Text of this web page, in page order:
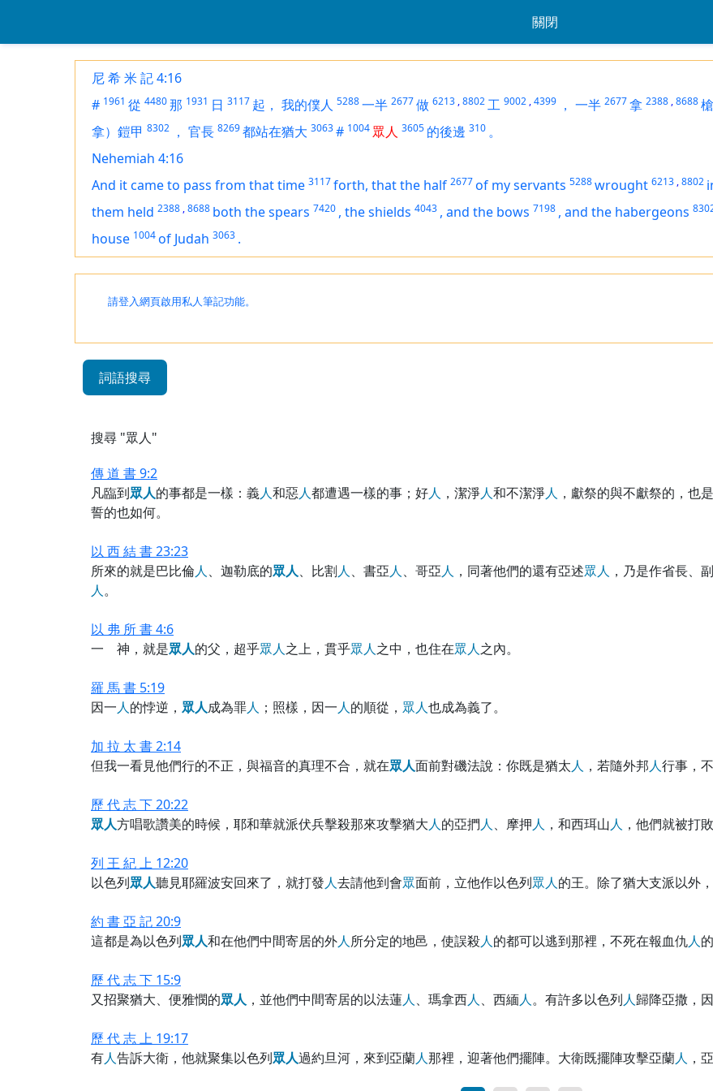
關閉
尼 希 米 記 4:16
# 1961 從 4480那 1931 日 3117 起， 我的僕人 5288一半 2677做 6213 ,8802工 9002 ,4399 ， 一半 2677拿 2388 ,8688槍
拿）鎧甲 8302 ， 官長 8269都站在猶大 3063# 1004 眾人 3605 的後邊 310 。
Nehemiah 4:16
And it came to pass from that time 3117forth, thatthe half 2677of my servants 5288wrought 6213 ,8802
them held 2388 ,8688 both the spears 7420 , the shields 4043 , and the bows 7198 , and the habergeons
house 1004of Judah 3063 .
請登入網頁啟用私人筆記功能。
詞語搜尋
搜尋 "眾人"
傳 道 書 9:2
凡臨到眾人的事都是一樣：義人和惡人都遭遇一樣的事；好人 ，潔淨人和不潔淨人 ，獻祭的與不獻祭的，也
誓的也如何。
以 西 結 書 23:23
所來的就是巴比倫人、迦勒底的眾人、比割人、書亞人、哥亞人 ，同著他們的還有亞述眾人 ，乃是作省長、
人。
以 弗 所 書 4:6
一 神，就是眾人的父，超乎眾人之上，貫乎眾人之中，也住在眾人之內。
羅 馬 書 5:19
因一人的悖逆， 眾人成為罪人 ；照樣，因一人的順從， 眾人也成為義了。
加 拉 太 書 2:14
但我一看見他們行的不正，與福音的真理不合，就在眾人面前對磯法說：你既是猶太人 ，若隨外邦人行事，
歷 代 志 下 20:22
眾人方唱歌讚美的時候，耶和華就派伏兵擊殺那來攻擊猶大人的亞捫人、摩押人 ，和西珥山人 ，他們就被打敗
列 王 紀 上 12:20
以色列眾人聽見耶羅波安回來了，就打發人去請他到會眾面前，立他作以色列眾人的王。除了猶大支派以外
約 書 亞 記 20:9
這都是為以色列眾人和在他們中間寄居的外人所分定的地邑，使誤殺人的都可以逃到那裡，不死在報血仇人
歷 代 志 下 15:9
又招聚猶大、便雅憫的眾人 ，並他們中間寄居的以法蓮人、瑪拿西人、西緬人。有許多以色列人歸降亞撒，
歷 代 志 上 19:17
有人告訴大衛，他就聚集以色列眾人過約旦河，來到亞蘭人那裡，迎著他們擺陣。大衛既擺陣攻擊亞蘭人 ，